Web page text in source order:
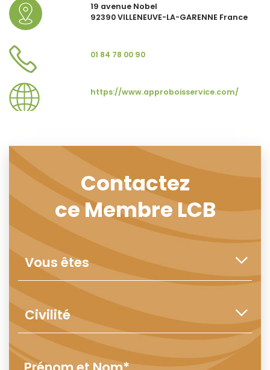
19 avenue Nobel
92390 VILLENEUVE-LA-GARENNE France
01 84 78 00 90
https://www.approboisservice.com/
Contactez
ce Membre LCB